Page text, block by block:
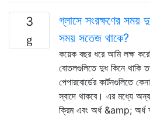
3
গ্লাসে সংরক্ষণের সময়
সময় সতেজ থাকে?
কয়েক বছর ধরে আমি লক্ষ
বোতলগুলিতে দুধ কিনে থাকি
পেপারবোর্ডের কার্টনগুলিতে
স্বাদে থাকবে। এর মধ্যে
ক্রিম এবং অর্ধ &amp; অর্ধ